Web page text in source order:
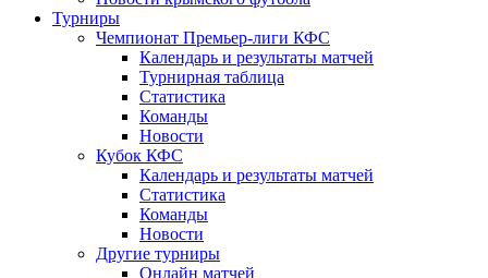
Турниры
Чемпионат Премьер-лиги КФС
Календарь и результаты матчей
Турнирная таблица
Статистика
Команды
Новости
Кубок КФС
Календарь и результаты матчей
Статистика
Команды
Новости
Другие турниры
Онлайн матчей